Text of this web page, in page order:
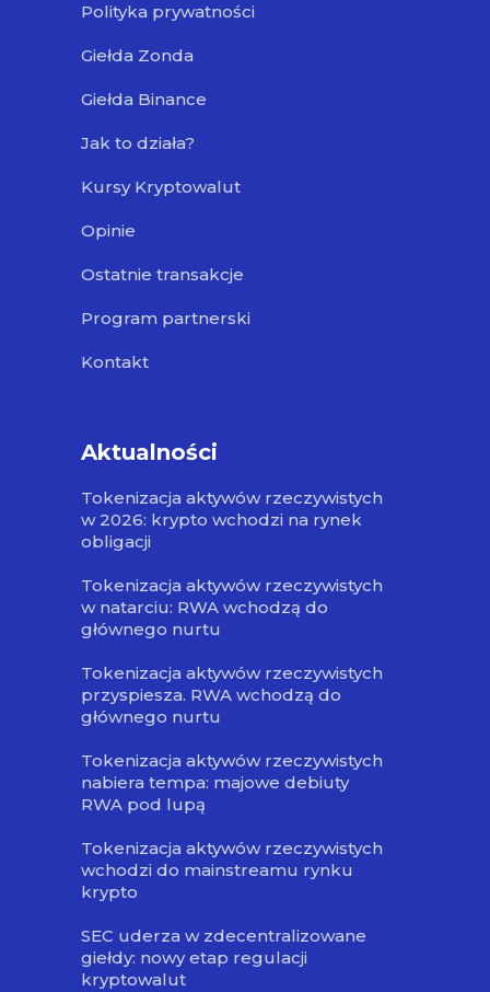
Polityka prywatności
Giełda Zonda
Giełda Binance
Jak to działa?
Kursy Kryptowalut
Opinie
Ostatnie transakcje
Program partnerski
Kontakt
Aktualności
Tokenizacja aktywów rzeczywistych
w 2026: krypto wchodzi na rynek
obligacji
Tokenizacja aktywów rzeczywistych
w natarciu: RWA wchodzą do
głównego nurtu
Tokenizacja aktywów rzeczywistych
przyspiesza. RWA wchodzą do
głównego nurtu
Tokenizacja aktywów rzeczywistych
nabiera tempa: majowe debiuty
RWA pod lupą
Tokenizacja aktywów rzeczywistych
wchodzi do mainstreamu rynku
krypto
SEC uderza w zdecentralizowane
giełdy: nowy etap regulacji
kryptowalut